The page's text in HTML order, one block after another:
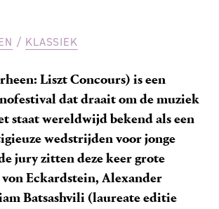
KLASSIEK
Liszt Concours) is een
dat draait om de muziek
staat wereldwijd bekend als een
wedstrijden voor jonge
jury zitten deze keer grote
von Eckardstein, Alexander
Batsashvili (laureate editie